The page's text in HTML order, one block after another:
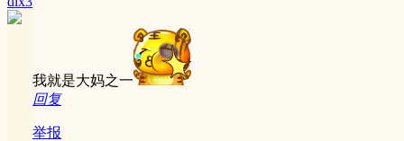
我就是大妈之一
回复
举报